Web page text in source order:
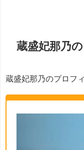
蔵盛妃那乃
蔵盛妃那乃のプロフ